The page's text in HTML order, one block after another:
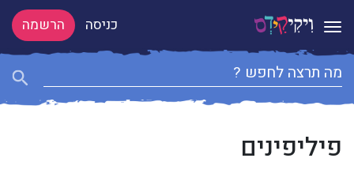
Toggle navigation כניסה הרשמה
פיליפינים